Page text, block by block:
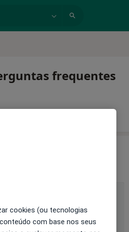
frequentes
cookies (ou tecnologias
com base nos seus